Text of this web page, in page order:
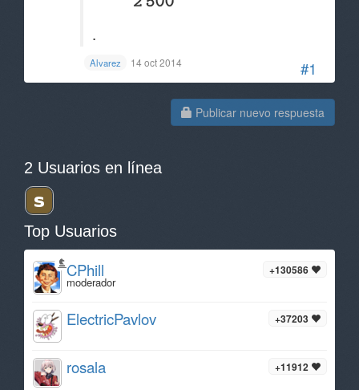
#1
.
Alvarez 14 oct 2014
Publicar nuevo respuesta
2 Usuarios en línea
Top Usuarios
+130586
CPhill
moderador
+37203
ElectricPavlov
+11912
rosala